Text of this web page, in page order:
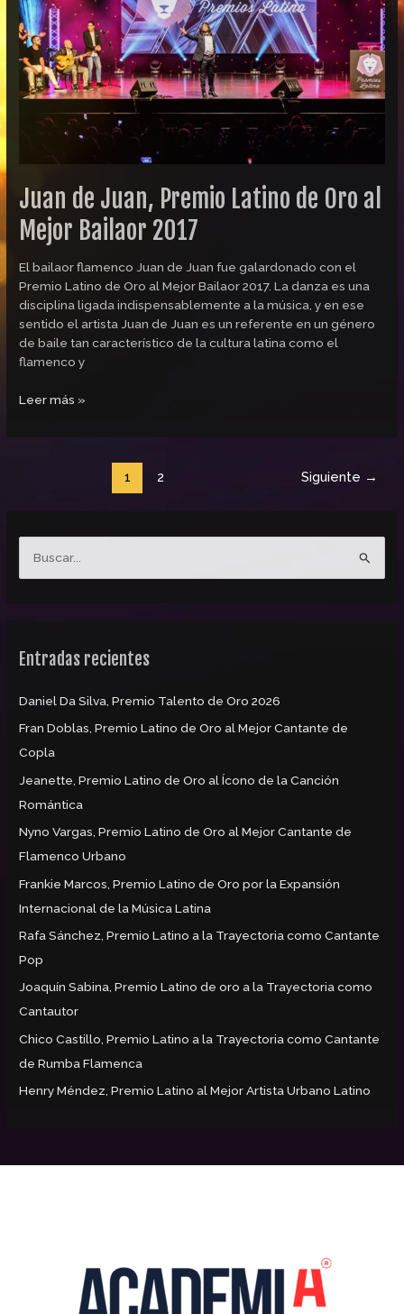
Juan de Juan, Premio Latino de Oro al
Mejor Bailaor 2017
El bailaor flamenco Juan de Juan fue galardonado con el
Premio Latino de Oro al Mejor Bailaor 2017. La danza es una
disciplina ligada indispensablemente a la música, y en ese
sentido el artista Juan de Juan es un referente en un género
de baile tan característico de la cultura latina como el
flamenco y
Latino
de
Oro
al
Mejor
Bailaor
2017
Leer más »
1 2 Siguiente →
a
p
o
r
:
Entradas recientes
Daniel Da Silva, Premio Talento de Oro 2026
Fran Doblas, Premio Latino de Oro al Mejor Cantante de
Copla
Jeanette, Premio Latino de Oro al Ícono de la Canción
Romántica
Nyno Vargas, Premio Latino de Oro al Mejor Cantante de
Flamenco Urbano
Frankie Marcos, Premio Latino de Oro por la Expansión
Internacional de la Música Latina
Rafa Sánchez, Premio Latino a la Trayectoria como Cantante
Pop
Joaquín Sabina, Premio Latino de oro a la Trayectoria como
Cantautor
Chico Castillo, Premio Latino a la Trayectoria como Cantante
de Rumba Flamenca
Henry Méndez, Premio Latino al Mejor Artista Urbano Latino